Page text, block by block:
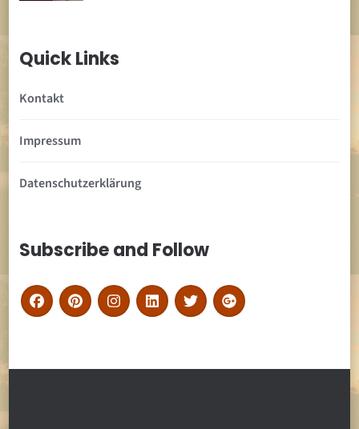
Quick Links
Kontakt
Impressum
Datenschutzerklärung
Subscribe and Follow